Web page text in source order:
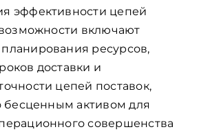
эффективности цепей
включают
ресурсов,
доставки и
цепей поставок,
бесценным активом для
совершенства